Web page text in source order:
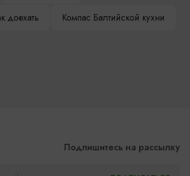
доехать Компас Балтийской кухни
Подпишитесь на рассылку